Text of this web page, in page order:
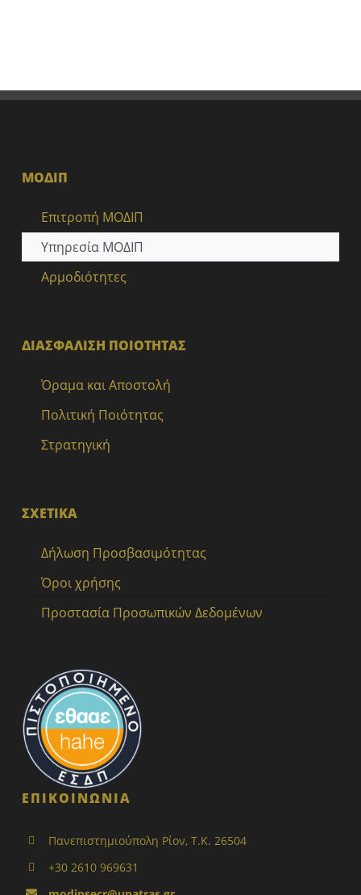
ΜΟΔΙΠ
Επιτροπή ΜΟΔΙΠ
Υπηρεσία ΜΟΔΙΠ
Αρμοδιότητες
ΔΙΑΣΦΑΛΙΣΗ ΠΟΙΟΤΗΤΑΣ
Όραμα και Αποστολή
Πολιτική Ποιότητας
Στρατηγική
ΣΧΕΤΙΚΑ
Δήλωση Προσβασιμότητας
Όροι χρήσης
Προστασία Προσωπικών Δεδομένων
ΕΠΙΚΟΙΝΩΝΙΑ
Πανεπιστημιούπολη Ρίον, Τ.Κ. 26504
+30 2610 969631